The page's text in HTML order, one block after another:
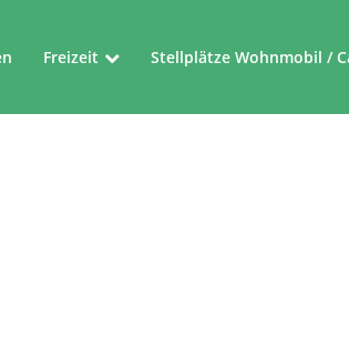
Freizeit Stellplätze Wohnmobil /